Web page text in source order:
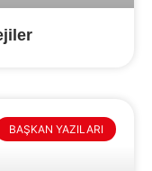
BAŞKAN YAZILARI